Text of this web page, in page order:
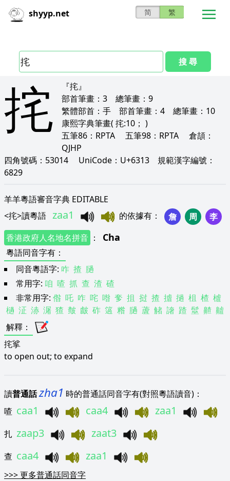
shyyp.net 简 繁
搜 尋
挓
『挓』
部首筆畫： 3 總筆畫： 9
繁體部首： 手 部首筆畫： 4 總筆畫： 10
康熙字典筆畫( 挓:10； )
五筆86： RPTA 五筆98： RPTA 倉頡：
QJHP
四角號碼： 53014 UniCode： U+6313 規範漢字編號：
6829
羊羊粵語審音字典 EDITABLE
<挓>讀粵語 zaa1 的依據有 ： 詹 周
李
香港政府人名地名拼音 ： Cha
粵語同音字有 ：
同音粵語字: 咋 揸 膼
常用字: 咱 喳 抓 查 渣 碴
非常用字: 偺 吒 咋 咤 喒 奓 抯 挝 揸 摣 撾 柤 楂 樝
檛 泟 浾 潳 猹 皶 皻 砟 簻 糌 膼 蔖 觰 譇 蹅 髽 齄 齇
解釋 ：
挓挲
to open out; to expand
讀普通話zha1 時的普通話同音字有(對照粵語讀音)：
喳 caa1 caa4 zaa1
扎 zaap3 zaat3
查 caa4 zaa1
>>>更多普通話同音字